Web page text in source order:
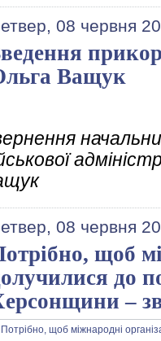
08 червня
Ващук
08 червня
щоб
до
–